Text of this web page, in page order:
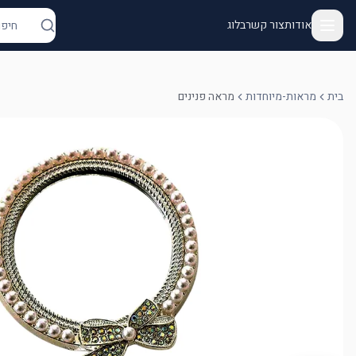
אודותצור קשרבלוג
בית מראות-מיוחדות מראה פנינים